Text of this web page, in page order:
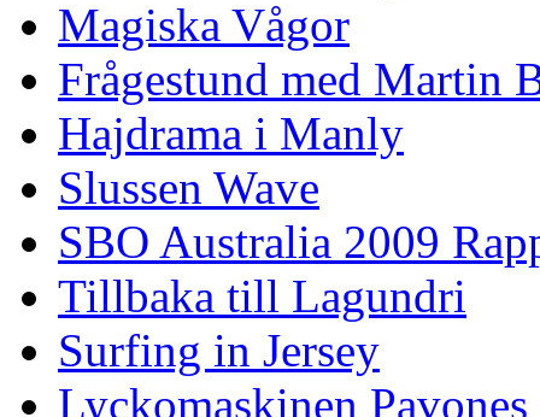
Magiska Vågor
Frågestund med Martin
Hajdrama i Manly
Slussen Wave
SBO Australia 2009
Tillbaka till Lagundri
Surfing in Jersey
Lyckomaskinen Pavones